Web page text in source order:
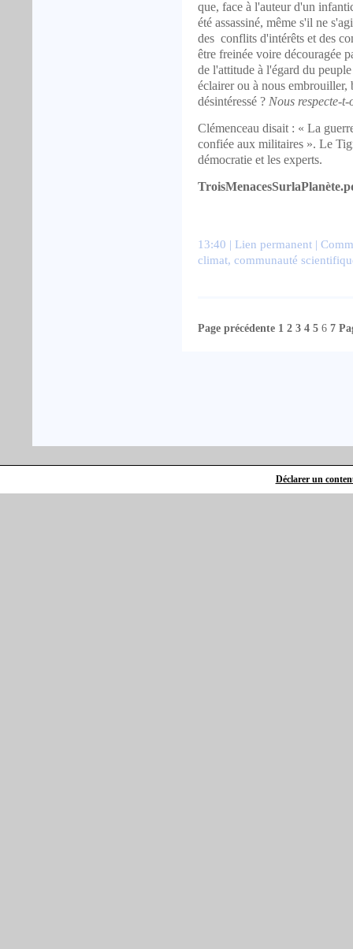
que, face à l'auteur d'un
été assassiné, même s'il ne
des conflits d'intérêts et des
être freinée voire découragée
de l'attitude à l'égard du
éclairer ou à nous embrouiller,
désintéressé ? Nous respecte-t-
Clémenceau disait : « La
confiée aux militaires ». Le
démocratie et les experts.
13:40 | Lien permanent |
climat, communauté
Page précédente 1 2 3 4 5 6 7
Déclarer un